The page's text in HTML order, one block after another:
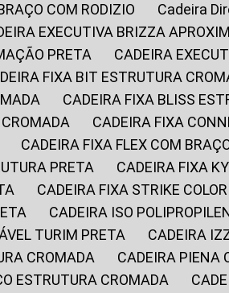
COM RODIZIO
Cadeira
EXECUTIVA BRIZZA
PRETA
CADEIRA
FIXA BIT ESTRUTURA
CADEIRA FIXA BLISS
CADEIRA FIXA
CADEIRA FIXA FLEX COM
PRETA
CADEIRA FIXA
CADEIRA FIXA STRIKE
CADEIRA ISO
TURIM PRETA
CADEIRA
CROMADA
CADEIRA
ESTRUTURA CROMADA